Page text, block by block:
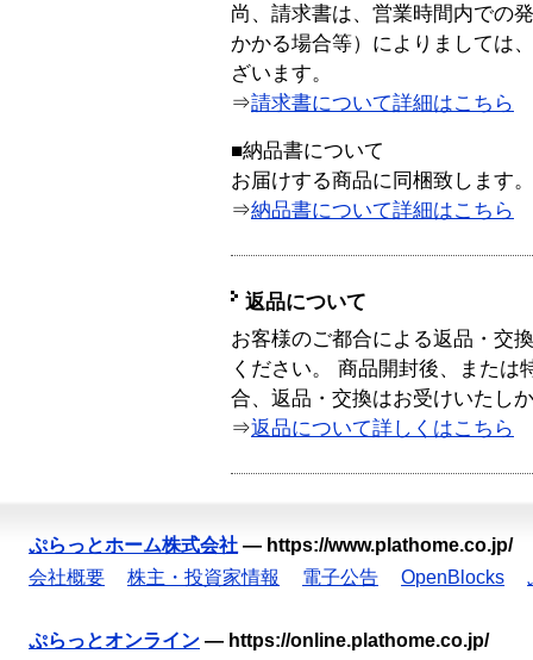
尚、請求書は、営業時間内での
かかる場合等）によりましては
ざいます。
⇒請求書について詳細はこちら
■納品書について
お届けする商品に同梱致します。
⇒納品書について詳細はこちら
返品について
お客様のご都合による返品・交
ください。 商品開封後、または
合、返品・交換はお受けいたし
⇒返品について詳しくはこちら
ぷらっとホーム株式会社 — https://www.plathome.co.jp/
会社概要
株主・投資家情報 電子公告 OpenBlocks
ぷらっとオンライン — https://online.plathome.co.jp/